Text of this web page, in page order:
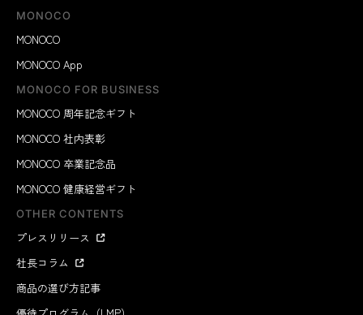
MONOCO
MONOCO
MONOCO App
MONOCO FOR BUSINESS
MONOCO 周年記念ギフト
MONOCO 社内表彰
MONOCO 卒業記念品
MONOCO 健康経営ギフト
OTHER CONTENTS
プレスリリース
社長コラム
商品の選び方記事